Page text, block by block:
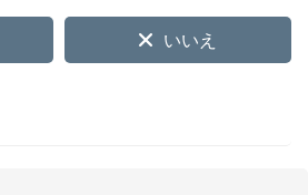
いいえ